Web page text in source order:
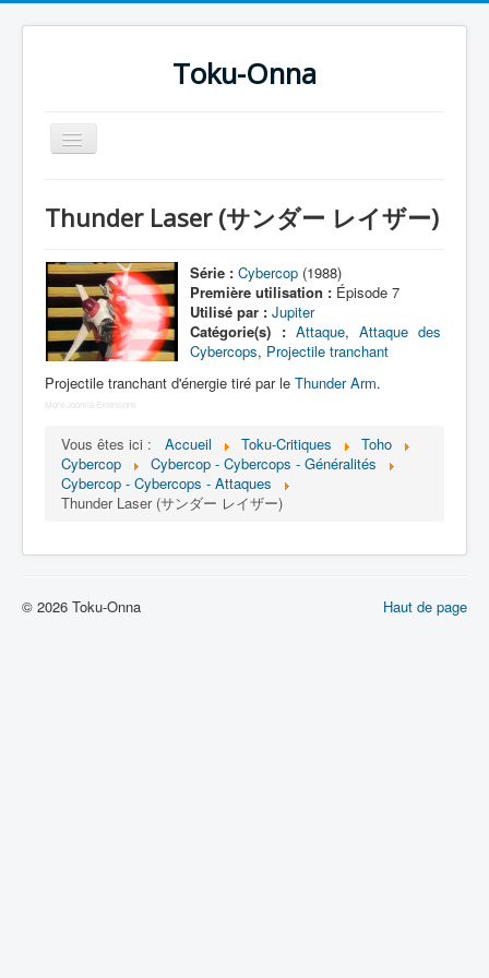
Toku-Onna
Basculer
la
Toku-Actrices
Toku-Critiques
Séries
Films
COSAA
Dessins
Artiste Asperger
Lexique
察 サイバーコップ) = Police
Thunder Laser (サンダー レイザー)
Série : Cybercop (1988)
Première utilisation : Épisode 7
Utilisé par : Jupiter
Catégorie(s) : Attaque,Attaque des
Cybercops, Projectile tranchant
Projectile tranchant d'énergie tiré par le Thunder Arm.
More Joomla Extensions
Vous êtes ici : Accueil Toku-Critiques
Toho
Cybercop
Cybercop - Cybercops - Généralités
Cybercop - Cybercops - Attaques
Thunder Laser (サンダー レイザー)
Haut de page
© 2026 Toku-Onna